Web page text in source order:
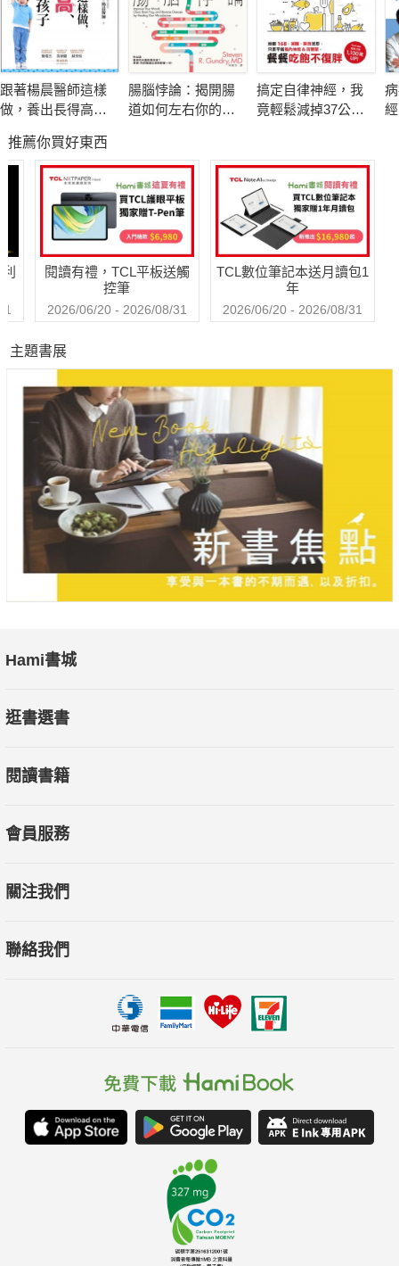
戰勝糖尿病，就從飲食控制開始！權威專家告訴您如何吃對食
物、代換營養素，聰明運用健康食材對症食療，針對病情設計改
善病況的專屬食譜。
跟著楊晨醫師這樣
做，養出長得高、
腸腦悖論：揭開腸
道如何左右你的情
搞定自律神經，我
竟輕鬆減掉37公
要平衡腦內神經&荷
爾蒙，餐餐吃飽不
復胖
推薦你買好東西
閱讀有禮，TCL平板送觸
控筆
2026/06/20 - 2026/08/31
TCL數位筆記本送月讀包1
年
2026/06/20 - 2026/08/31
主題書展
Hami書城
逛書選書
閱讀書籍
會員服務
關注我們
聯絡我們